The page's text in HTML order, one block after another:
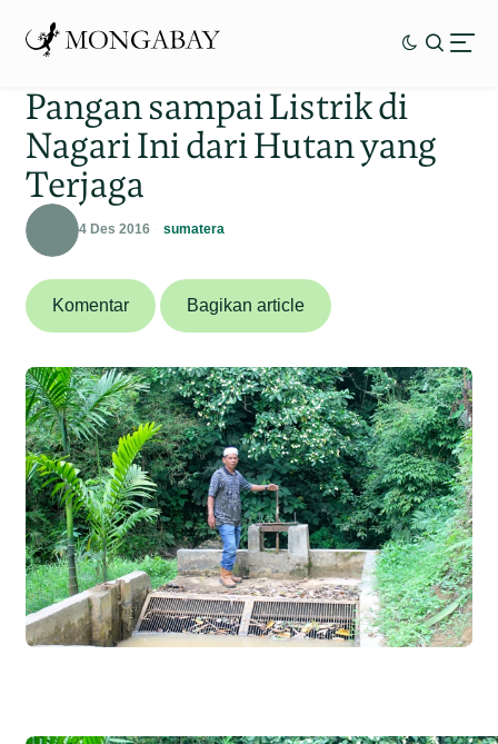
Pangan sampai Listrik di
Nagari Ini dari Hutan yang
Terjaga
4 Des 2016 sumatera
Komentar Bagikan article